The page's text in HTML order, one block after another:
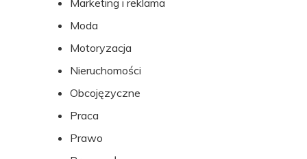
Marketing i reklama
Moda
Motoryzacja
Nieruchomości
Obcojęzyczne
Praca
Prawo